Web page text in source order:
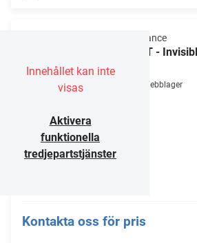
Innehållet kan inte
visas
Aktivera
funktionella
tredjepartstjänster
Sonance
IS6T -
Webblager
Kontakta oss för pris